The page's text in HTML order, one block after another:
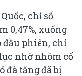
chỉ số
0,47%, xuống
đầu phiên, chỉ
nhờ nhóm cổ
đà tăng đã bị